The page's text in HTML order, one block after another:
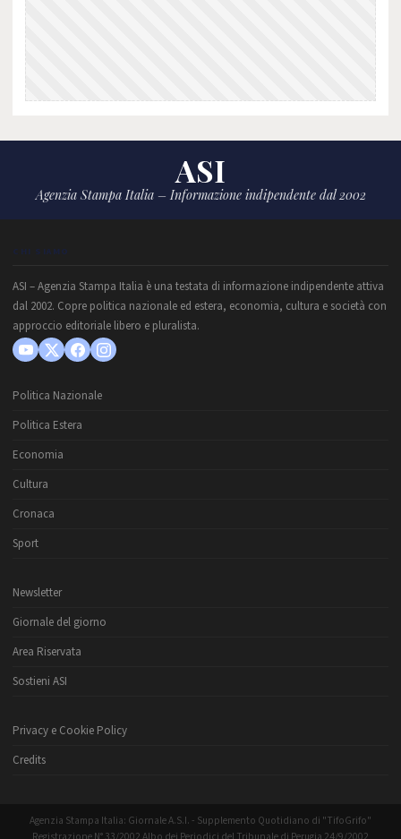
ASI
Agenzia Stampa Italia – Informazione indipendente dal 2002
CHI SIAMO
ASI – Agenzia Stampa Italia è una testata di informazione indipendente attiva
dal 2002. Copre politica nazionale ed estera, economia, cultura e società con
approccio editoriale libero e pluralista.
Politica Nazionale
Politica Estera
Economia
Cultura
Cronaca
Sport
Newsletter
Giornale del giorno
Area Riservata
Sostieni ASI
Privacy e Cookie Policy
Credits
Agenzia Stampa Italia: Giornale A.S.I. - Supplemento Quotidiano di "TifoGrifo"